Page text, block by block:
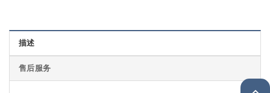
描述
售后服务